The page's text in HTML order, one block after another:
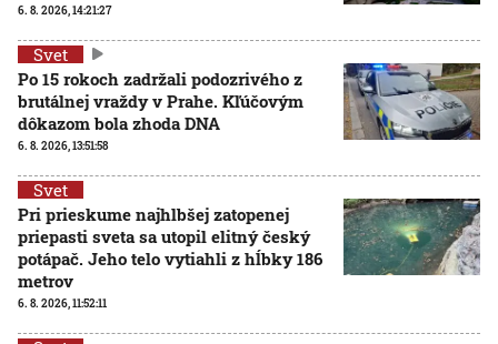
6. 8. 2026, 14:21:27
Svet
Po 15 rokoch zadržali podozrivého z
brutálnej vraždy v Prahe. Kľúčovým
dôkazom bola zhoda DNA
6. 8. 2026, 13:51:58
Svet
Pri prieskume najhlbšej zatopenej
priepasti sveta sa utopil elitný český
potápač. Jeho telo vytiahli z hĺbky 186
metrov
6. 8. 2026, 11:52:11